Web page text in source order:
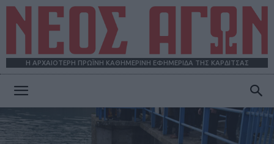
Η ΑΡΧΑΙΟΤΕΡΗ ΠΡΩΪΝΗ ΚΑΘΗΜΕΡΙΝΗ ΕΦΗΜΕΡΙΔΑ ΤΗΣ ΚΑΡΔΙΤΣΑΣ